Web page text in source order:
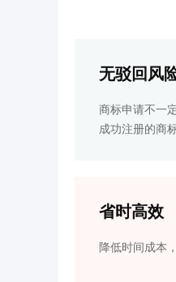
无驳回风
商标申请不一
成功注册的商
省时高效
降低时间成本